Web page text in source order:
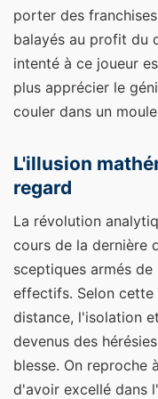
porter des
balayés au profit du
intenté à ce joueur
plus apprécier le
couler dans un
L'illusion
regard
La révolution
cours de la dernière
sceptiques armés
effectifs. Selon
distance, l'isolation
devenus des
blesse. On reproche
d'avoir excellé dans